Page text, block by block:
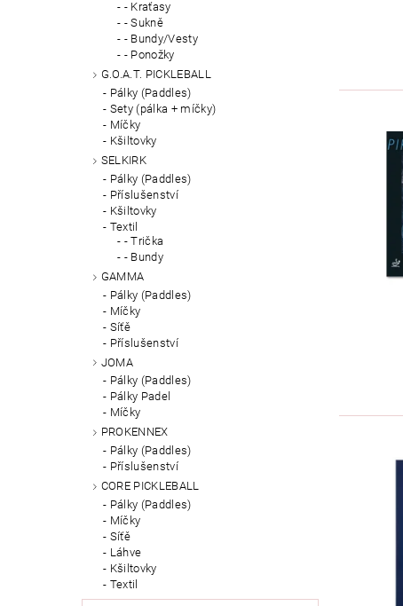
- Kraťasy
- Sukně
- Bundy/Vesty
- Ponožky
G.O.A.T. PICKLEBALL
Pálky (Paddles)
Sety (pálka + míčky)
Míčky
Kšiltovky
SELKIRK
Pálky (Paddles)
Příslušenství
Kšiltovky
Textil
- Trička
- Bundy
GAMMA
Pálky (Paddles)
Míčky
Síťě
Příslušenství
JOMA
Pálky (Paddles)
Pálky Padel
Míčky
PROKENNEX
Pálky (Paddles)
Příslušenství
CORE PICKLEBALL
Pálky (Paddles)
Míčky
Síťě
Láhve
Kšiltovky
Textil